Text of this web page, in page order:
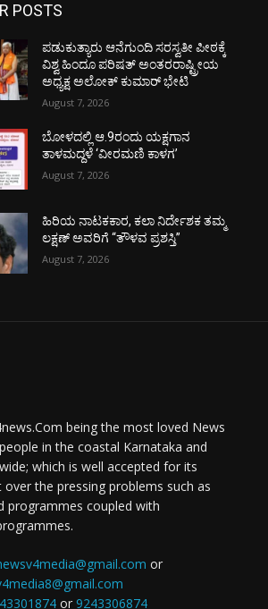
POSTS
ಪಡುಕುತ್ಯಾರು ಆನೆಗುಂದಿ ಸರಸ್ವತೀ ಪೀಠಕ್ಕೆ
ವಿಶ್ವ ಹಿಂದೂ ಪರಿಷತ್ ಅಂತರರಾಷ್ಟ್ರೀಯ
ಅಧ್ಯಕ್ಷ ಅಲೋಕ್ ಕುಮಾರ್ ಭೇಟಿ
August 7, 2026
ಬೋಳದಲ್ಲಿ ಆ.9ರಂದು ಯಕ್ಷಗಾನ
ತಾಳಮದ್ದಳೆ ‘ವೀರಮಣಿ ಕಾಳಗ’
August 7, 2026
ಹಿರಿಯ ನಾಟಕಕಾರ, ಕಲಾ ನಿರ್ದೇಶಕ ತಮ್ಮ
ಲಕ್ಷಣ್ ಅವರಿಗೆ “ತೌಳವ ಪ್ರಶಸ್ತಿ”
August 7, 2026
being the most loved News
in the coastal Karnataka and
which is well accepted for its
the pressing problems such as
programmes coupled with
or
or 9243306874